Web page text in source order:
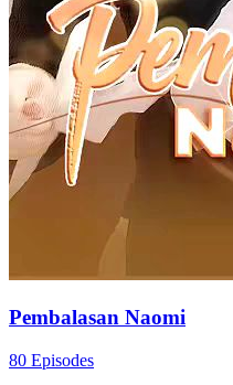
Pembalasan Naomi
80 Episodes